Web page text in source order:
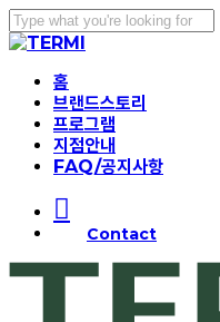
Skip
to
content
Close
Menu홈
브랜드스토리
프로그램
지점안내
FAQ/공지사항
instagram
Contact